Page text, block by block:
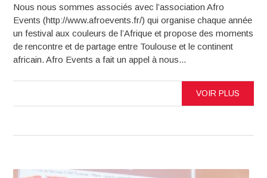
Nous nous sommes associés avec l’association Afro
Events (http://www.afroevents.fr/) qui organise chaque année
un festival aux couleurs de l’Afrique et propose des moments
de rencontre et de partage entre Toulouse et le continent
africain. Afro Events a fait un appel à nous...
VOIR PLUS